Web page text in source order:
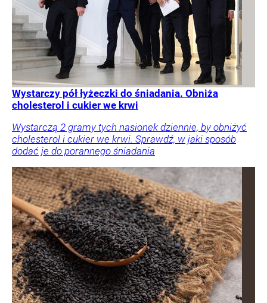
Wystarczy pół łyżeczki do śniadania. Obniża
cholesterol i cukier we krwi
Wystarczą 2 gramy tych nasionek dziennie, by obniżyć
cholesterol i cukier we krwi. Sprawdź, w jaki sposób
dodać je do porannego śniadania